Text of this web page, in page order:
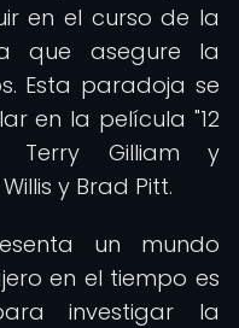
en el curso de la
que asegure la
Esta paradoja se
en la película "12
Terry Gilliam y
y Brad Pitt.
un mundo
en el tiempo es
investigar la